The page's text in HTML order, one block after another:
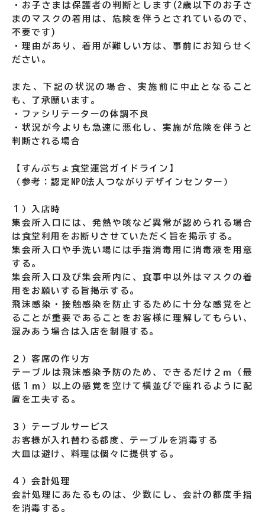
・お子さまは保護者の判断とします(2歳以下のお子さ
まのマスクの着用は、危険を伴うとされているので、
不要です)
・理由があり、着用が難しい方は、事前にお知らせく
ださい。
また、下記の状況の場合、実施前に中止となること
も、了承願います。
・ファシリテーターの体調不良
・状況が今よりも急速に悪化し、実施が危険を伴うと
判断される場合
【すんぷちょ食堂運営ガイドライン】
（参考：認定NPO法人つながりデザインセンター）
１）入店時
集会所入口には、発熱や咳など異常が認められる場合
は食堂利用をお断りさせていただく旨を掲示する。
集会所入口や手洗い場には手指消毒用に消毒液を用意
する。
集会所入口及び集会所内に、食事中以外はマスクの着
用をお願いする旨掲示する。
飛沫感染・接触感染を防止するために十分な感覚をと
ることが重要であることをお客様に理解してもらい、
混みあう場合は入店を制限する。
２）客席の作り方
テーブルは飛沫感染予防のため、できるだけ２ｍ（最
低１ｍ）以上の感覚を空けて横並びで座れるように配
置を工夫する。
３）テーブルサービス
お客様が入れ替わる都度、テーブルを消毒する
大皿は避け、料理は個々に提供する。
４）会計処理
会計処理にあたるものは、少数にし、会計の都度手指
を消毒する。